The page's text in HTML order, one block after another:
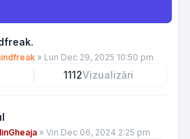
» Lun Dec 29, 2025 10:50 pm
1112Vizualizări
» Vin Dec 06, 2024 2:25 pm